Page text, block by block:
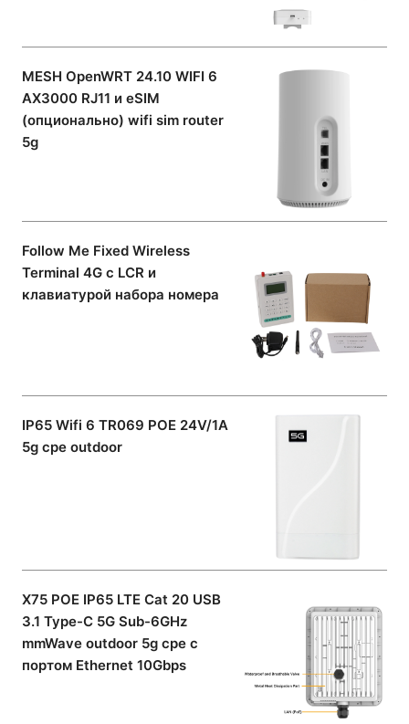
MESH OpenWRT 24.10 WIFI 6
AX3000 RJ11 и eSIM
(опционально) wifi sim router
5g
Follow Me Fixed Wireless
Terminal 4G с LCR и
клавиатурой набора номера
IP65 Wifi 6 TR069 POE 24V/1A
5g cpe outdoor
X75 POE IP65 LTE Cat 20 USB
3.1 Type-C 5G Sub-6GHz
mmWave outdoor 5g cpe с
портом Ethernet 10Gbps